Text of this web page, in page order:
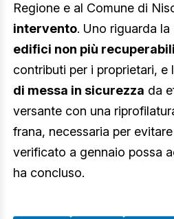
Regione e al Comune di
intervento. Uno riguarda la
edifici non più recuperabili
contributi per i proprietari, e
di messa in sicurezza da
versante con una
frana, necessaria per
verificato a gennaio possa
ha concluso.